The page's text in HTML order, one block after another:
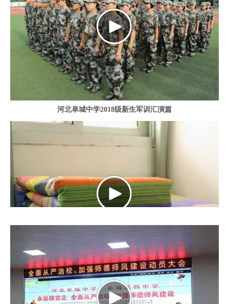
河北阜城中学2018级新生军训汇演篇
河北阜城中学2018级新生军训内务篇